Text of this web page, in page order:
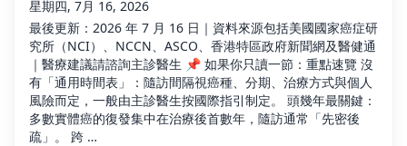
星期四, 7月 16, 2026
最後更新：2026 年 7 月 16 日｜資料來源包括美國國家癌症研
究所（NCI）、NCCN、ASCO、香港特區政府新聞網及醫健通
｜醫療建議請諮詢主診醫生 📌 如果你只讀一節：重點速覽 沒
有「通用時間表」：隨訪間隔視癌種、分期、治療方式與個人
風險而定，一般由主診醫生按國際指引制定。 頭幾年最關鍵：
多數實體癌的復發集中在治療後首數年，隨訪通常「先密後
疏」。 跨 …